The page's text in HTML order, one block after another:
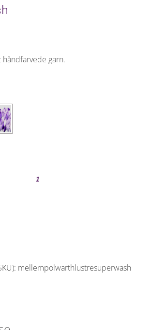
håndfarvede garn.
Mellem
mellempolwarthlustresuperwash